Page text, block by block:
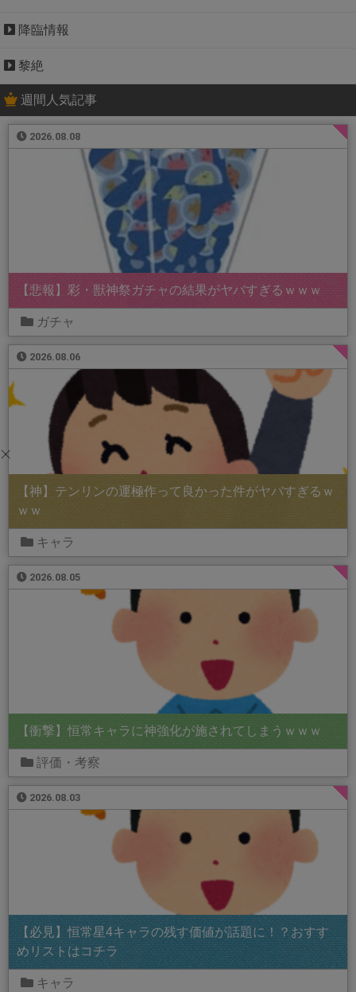
降臨情報
黎絶
週間人気記事
2026.08.08
【悲報】彩・獣神祭ガチャの結果がヤバすぎるｗｗｗ
ガチャ
2026.08.06
【神】テンリンの運極作って良かった件がヤバすぎるｗ
ｗｗ
キャラ
2026.08.05
【衝撃】恒常キャラに神強化が施されてしまうｗｗｗ
評価・考察
2026.08.03
【必見】恒常星4キャラの残す価値が話題に！？おすす
めリストはコチラ
キャラ